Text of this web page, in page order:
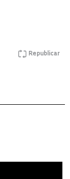
Republicar